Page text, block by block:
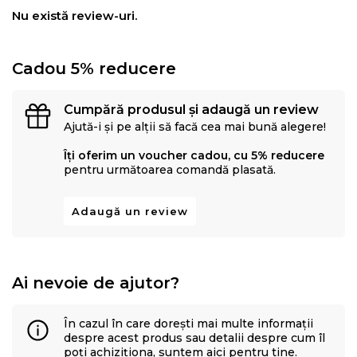
mobilier. Creativitatea, designul, inovatia si calitatea
Nu există review-uri.
Cadou 5% reducere
Cumpără produsul și adaugă un review
Ajută-i și pe alții să facă cea mai bună alegere!
Îți oferim un voucher cadou, cu 5% reducere
pentru următoarea comandă plasată.
Adaugă un review
Ai nevoie de ajutor?
În cazul în care dorești mai multe informații
despre acest produs sau detalii despre cum îl
poți achiziționa, suntem aici pentru tine.